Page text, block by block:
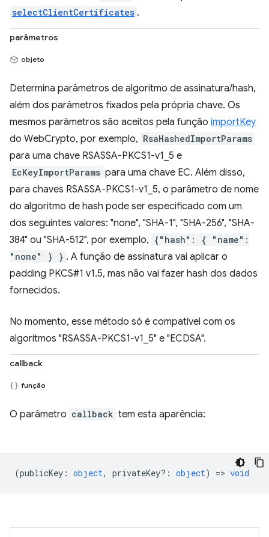
selectClientCertificates .
parâmetros
objeto
Determina parâmetros de algoritmo de assinatura/hash,
além dos parâmetros fixados pela própria chave. Os
mesmos parâmetros são aceitos pela função importKey
do WebCrypto, por exemplo, RsaHashedImportParams
para uma chave RSASSA-PKCS1-v1_5 e
EcKeyImportParams para uma chave EC. Além disso,
para chaves RSASSA-PKCS1-v1_5, o parâmetro de nome
do algoritmo de hash pode ser especificado com um
dos seguintes valores: "none", "SHA-1", "SHA-256", "SHA-
384" ou "SHA-512", por exemplo, {"hash": { "name":
"none" } } . A função de assinatura vai aplicar o
padding PKCS#1 v1.5, mas não vai fazer hash dos dados
fornecidos.
No momento, esse método só é compatível com os
algoritmos "RSASSA-PKCS1-v1_5" e "ECDSA".
callback
função
O parâmetro callback tem esta aparência:
(publicKey : object, privateKey? : object) => void